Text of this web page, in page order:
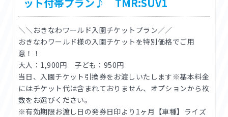
＼＼おきなわワールド入園チケットプラン／／
おきなわワールド様の入園チケットを特別価格でご用
意！！
大人：1,900円 子ども：950円
当日、入園チケット引換券をお渡しいたします※基本料金
にはチケット代は含まれておりません、オプションから枚
数をお選びください。
※有効期限お渡し日の発券日印より1ヶ月【車種】ライズ